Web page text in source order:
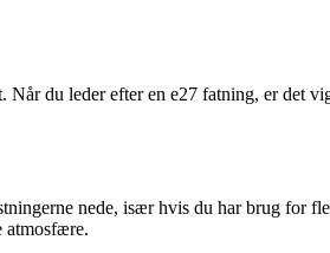
Når du leder efter en e27 fatning, er det
nede, især hvis du har brug for
atmosfære.